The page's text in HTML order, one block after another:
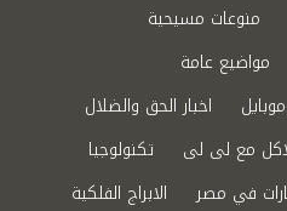
منوعات مسيحية
مواضيع عامة
اخبار الحق والضلال
مع لى لى
تكنولوجيا
في مصر
الابراج الفلكية